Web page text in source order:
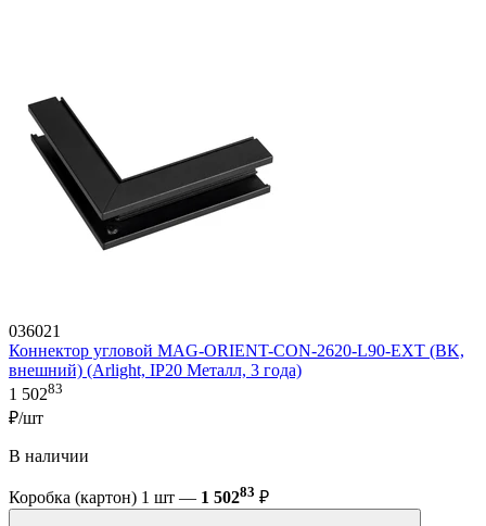
036021
Коннектор угловой MAG-ORIENT-CON-2620-L90-EXT (BK,
внешний) (Arlight, IP20 Металл, 3 года)
1 50283
₽/шт
В наличии
Коробка (картон) 1 шт — 1 50283 ₽